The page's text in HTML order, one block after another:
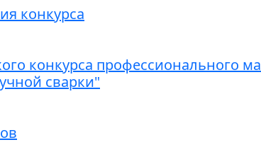
конкурса
конкурса профессионального
сварки"